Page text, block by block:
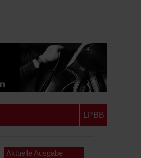
LPBB
Aktuelle Ausgabe